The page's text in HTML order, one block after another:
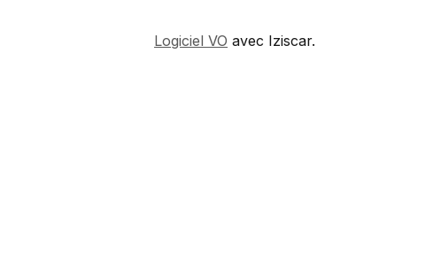
Logiciel VO avec Iziscar.